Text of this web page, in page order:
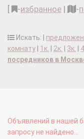
-избранное | -
Искать: |
комнату
1к. 2к. 3к.
посредников в
Объявлений в нашей
запросу не найдено...